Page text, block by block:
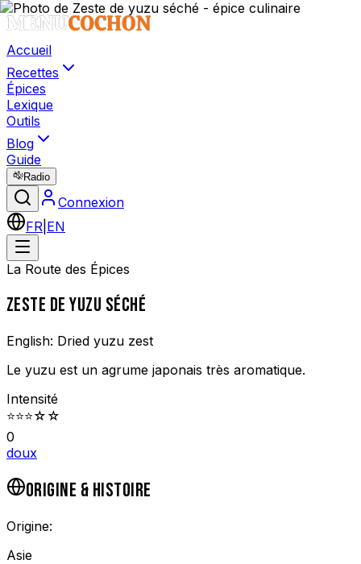
Accueil
Recettes
Épices
Lexique
Outils
Blog
Guide
Radio
Connexion
FR EN
La Route des Épices
ZESTE DE YUZU SÉCHÉ
English: Dried yuzu zest
Le yuzu est un agrume japonais très aromatique.
Intensité
⭐⭐⭐☆ ☆
0
doux
ORIGINE & HISTOIRE
Origine:
Asie